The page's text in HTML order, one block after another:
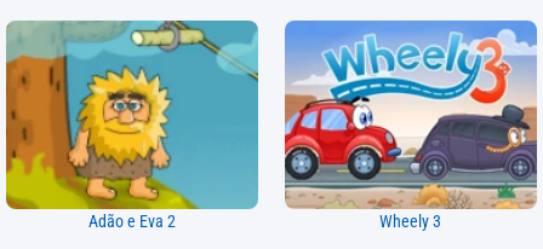
Adão e Eva 2 Wheely 3